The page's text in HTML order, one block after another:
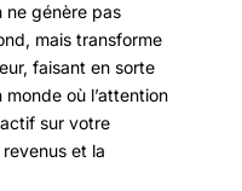
ne génère pas
mais transforme
faisant en sorte
monde où l’attention
sur votre
et la